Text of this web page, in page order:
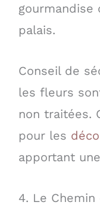
gourmandise
palais.
Conseil de
les fleurs
non traitées.
pour les
apportant
4. Le